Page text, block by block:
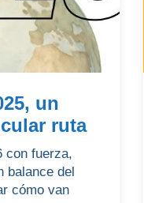
un
ruta
con fuerza,
balance del
cómo van